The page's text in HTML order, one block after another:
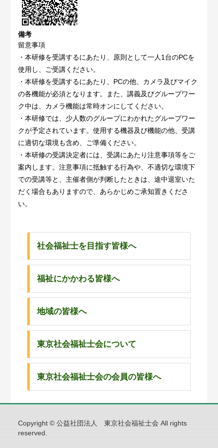
備考
留意事項
・本研修を受講するにあたり、原則として一人1台のPCを
使用し、ご受講ください。
・本研修を受講するにあたり、PCの他、カメラ及びマイク
の各機能が必須となります。また、講義及びグループワー
ク中は、カメラ機能は常時オンにしてください。
・本研修では、少人数のグループにわかれたグループワー
クが予定されています。使用する機器及び機能の他、受講
に適切な環境も含め、ご準備ください。
・本研修の受講決定者には、受講にあたり注意事項等をご
案内します。注意事項に抵触する行為や、不適切な環境下
での受講等と、主催者側が判断したときは、途中退室いた
だく場合もありますので、あらかじめご承知置きくださ
い。
社会福祉士を目指す皆様へ
福祉にかかわる皆様へ
地域の皆様へ
東京社会福祉士会について
東京社会福祉士会の会員の皆様へ
Copyright © 公益社団法人 東京社会福祉士会 All rights
reserved.